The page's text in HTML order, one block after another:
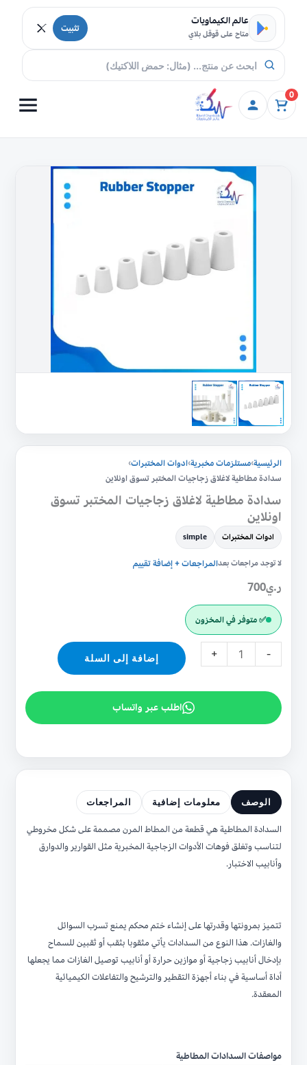
تخطي إلى المحتوى
عالم الكيماويات
متاح على قوقل بلاي تثبيت
0
الرئيسية›مستلزمات مخبرية›ادوات المختبرات›
سدادة مطاطية لاغلاق زجاجيات المختبر تسوق اونلاين
سدادة مطاطية لاغلاق زجاجيات المختبر تسوق
اونلاين
ادوات المختبرات simple
لا توجد مراجعات بعدالمراجعات + إضافة تقييم
ر.ي700
✅ متوفر في المخزون
-
مطاطية
+ إضافة إلى السلة
اطلب عبر واتساب
الوصف معلومات إضافية المراجعات
السدادة المطاطية هي قطعة من المطاط المرن مصممة على شكل مخروطي
لتناسب وتغلق فوهات الأدوات الزجاجية المخبرية مثل القوارير والدوارق
وأنابيب الاختبار.
تتميز بمرونتها وقدرتها على إنشاء ختم محكم يمنع تسرب السوائل
والغازات. هذا النوع من السدادات يأتي مثقوبا بثقب أو ثقبين للسماح
بإدخال أنابيب زجاجية أو موازين حرارة أو أنابيب توصيل الغازات مما يجعلها
أداة أساسية في بناء أجهزة التقطير والترشيح والتفاعلات الكيميائية
المعقدة.
مواصفات السدادات المطاطية